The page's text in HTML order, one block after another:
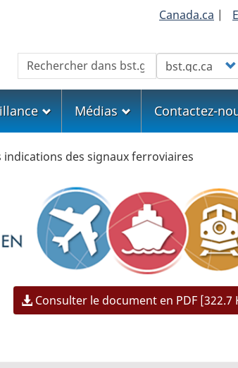
Canada.ca |
Rechercher Customize
Médias Contactez-
indications des signaux ferroviaires
Consulter le document en PDF [322.7